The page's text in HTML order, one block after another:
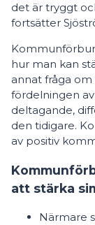
det är tryggt
fortsätter
hur man kan
annat fråga
fördelningen
deltagande,
den tidigare.
av positiv
att stärka
Närmare